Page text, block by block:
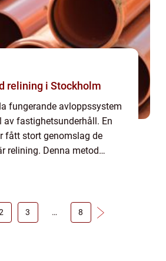
relining i Stockholm
fungerande avloppssystem
av fastighetsunderhåll. En
fått stort genomslag de
relining. Denna metod
3 … 8